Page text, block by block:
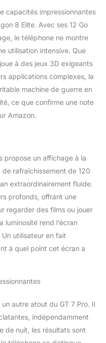
faisant de
blockbuster
RealWorld Eco：
de la technologie
que de la
protection des yeux
de la santé des
：Le realme GT 7
cellule de 3250
mAh (valeur
être équipé d’une
chargeur doit être
7 Pro telephone
le NFC, l'étanchéité
est basé
capacités impressionnantes
8 Elite. Avec ses 12 Go
le téléphone ne montre
utilisation intensive. Que
à des jeux 3D exigeants
applications complexes, la
machine de guerre en
ce que confirme une note
Amazon.
propose un affichage à la
rafraîchissement de 120
extraordinairement fluide.
profonds, offrant une
regarder des films ou jouer
luminosité rend l’écran
utilisateur en fait
à quel point cet écran a
autre atout du GT 7 Pro. Il
indépendamment
de nuit, les résultats sont